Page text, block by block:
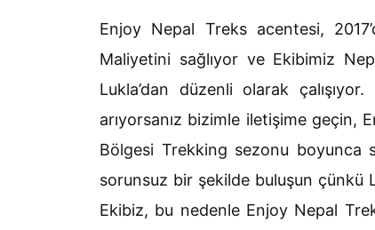
Enjoy Nepal Treks acentesi,
Maliyetini sağlıyor ve Ekibimiz
Lukla’dan düzenli olarak
arıyorsanız bizimle iletişime geçin,
Bölgesi Trekking sezonu boyunca
sorunsuz bir şekilde buluşun çünkü
Ekibiz, bu nedenle Enjoy Nepal